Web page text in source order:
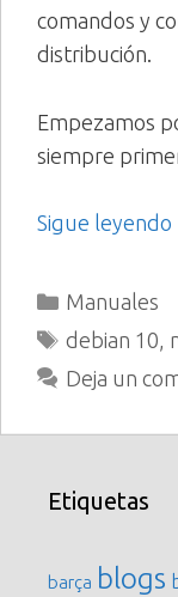
comandos y
distribución.
Empezamos
siempre
Sigue
Categorías
Manuales
Etiquetas
debian 10,
Deja un
Etiquetas
barça blogs